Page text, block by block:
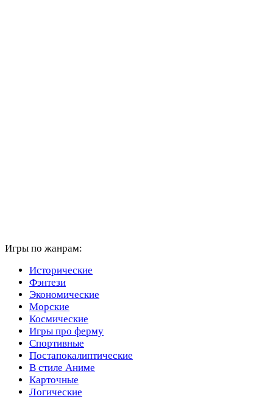
Игры по жанрам:
Исторические
Фэнтези
Экономические
Морские
Космические
Игры про ферму
Спортивные
Постапокалиптические
В стиле Аниме
Карточные
Логические